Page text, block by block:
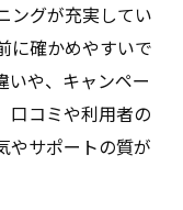
ルジムの特徴
仕組みを解説
ンを維持する
ングが充実してい
に確かめやすいで
いや、キャンペー
口コミや利用者の
やサポートの質が